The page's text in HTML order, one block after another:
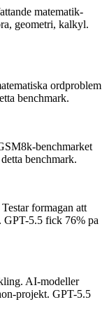
matematik-
geometri, kalkyl.
ordproblem
benchmark.
benchmarket
benchmark.
Testar formagan att
GPT-5.5 fick 76% pa
. AI-modeller
projekt. GPT-5.5